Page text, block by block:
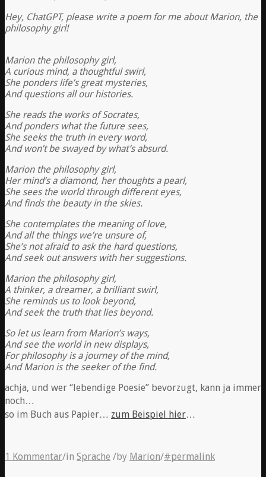
Hey, ChatGPT, please write a poem for me about Marion, the
philosophy girl!
Marion the philosophy girl,
A curious mind, a thoughtful swirl,
She ponders life’s great mysteries,
And questions all our histories.
She reads the works of Socrates,
And ponders what the future sees,
She seeks the truth in every word,
And won’t be swayed by what’s absurd.
Marion the philosophy girl,
Her mind’s a diamond, her thoughts a pearl,
She sees the world through different eyes,
And finds the beauty in the skies.
She contemplates the meaning of love,
And all the things we’re unsure of,
She’s not afraid to ask the hard questions,
And seek out answers with her suggestions.
Marion the philosophy girl,
A thinker, a dreamer, a brilliant swirl,
She reminds us to look beyond,
And seek the truth that lies beyond.
So let us learn from Marion’s ways,
And see the world in new displays,
For philosophy is a journey of the mind,
And Marion is the seeker of the find.
achja, und wer “lebendige Poesie” bevorzugt, kann ja immer
noch…
so im Buch aus Papier… zum Beispiel hier…
1 Kommentar/in Sprache /by Marion/#permalink